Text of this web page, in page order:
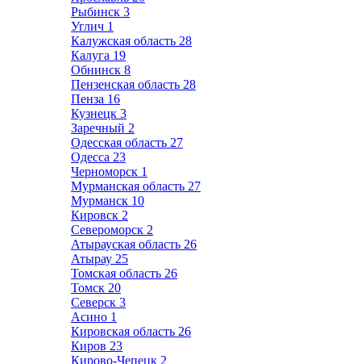
Рыбинск 3
Углич 1
Калужская область 28
Калуга 19
Обнинск 8
Пензенская область 28
Пенза 16
Кузнецк 3
Заречный 2
Одесская область 27
Одесса 23
Черноморск 1
Мурманская область 27
Мурманск 10
Кировск 2
Североморск 2
Атырауская область 26
Атырау 25
Томская область 26
Томск 20
Северск 3
Асино 1
Кировская область 26
Киров 23
Кирово-Чепецк 2